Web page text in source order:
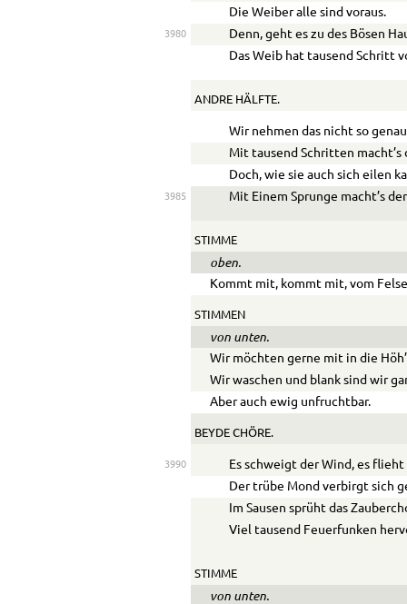
Die Weiber alle sind voraus.
3980
Denn, geht es zu des Bösen
Das Weib hat tausend Schritt
ANDRE HÄLFTE.
Wir nehmen das nicht so
Mit tausend Schritten macht’s
Doch, wie sie auch sich eilen
3985 Mit Einem Sprunge macht’s
STIMME
oben.
Kommt mit, kommt mit, vom
STIMMEN
von unten.
Wir möchten gerne mit in die
Wir waschen und blank sind wir
Aber auch ewig unfruchtbar.
BEYDE CHÖRE.
3990
Es schweigt der Wind, es flieht
Der trübe Mond verbirgt sich
Im Sausen sprüht das
Viel tausend Feuerfunken
STIMME
von unten.